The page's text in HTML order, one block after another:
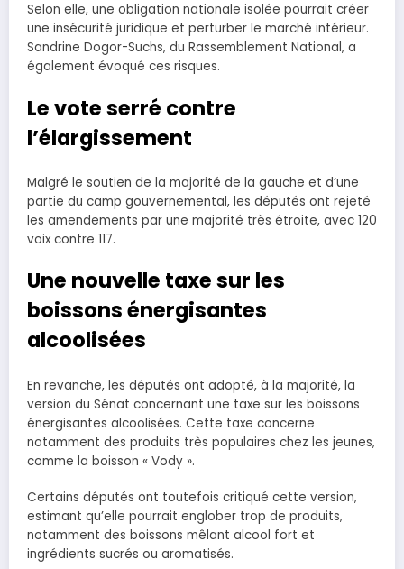
Selon elle, une obligation nationale isolée pourrait créer
une insécurité juridique et perturber le marché intérieur.
Sandrine Dogor-Suchs, du Rassemblement National, a
également évoqué ces risques.
Le vote serré contre
l’élargissement
Malgré le soutien de la majorité de la gauche et d’une
partie du camp gouvernemental, les députés ont rejeté
les amendements par une majorité très étroite, avec 120
voix contre 117.
Une nouvelle taxe sur les
boissons énergisantes
alcoolisées
En revanche, les députés ont adopté, à la majorité, la
version du Sénat concernant une taxe sur les boissons
énergisantes alcoolisées. Cette taxe concerne
notamment des produits très populaires chez les jeunes,
comme la boisson « Vody ».
Certains députés ont toutefois critiqué cette version,
estimant qu’elle pourrait englober trop de produits,
notamment des boissons mêlant alcool fort et
ingrédients sucrés ou aromatisés.